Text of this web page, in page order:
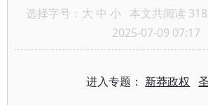
选择字号： 大 中 小 本文共阅读
2025-07-09 07:17
进入专题： 新莽政权